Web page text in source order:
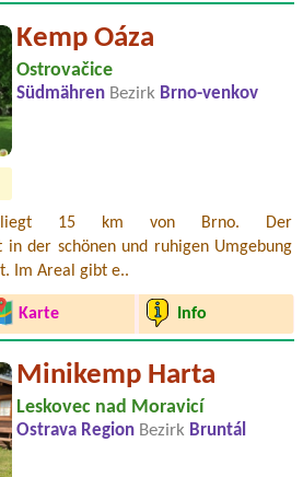
Kemp Oáza
Ostrovačice
Südmähren Bezirk Brno-venkov
liegt 15 km von Brno. Der
in der schönen und ruhigen Umgebung
Im Areal gibt e..
Karte Info
Minikemp Harta
Leskovec nad Moravicí
Ostrava Region Bezirk Bruntál